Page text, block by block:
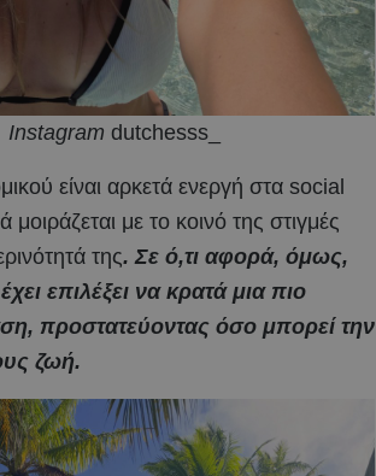
Instagram dutchesss_
είναι αρκετά ενεργή στα social
με το κοινό της στιγμές
της. Σε ό,τι αφορά, όμως,
επιλέξει να κρατά μια πιο
προστατεύοντας όσο μπορεί την
ζωή.